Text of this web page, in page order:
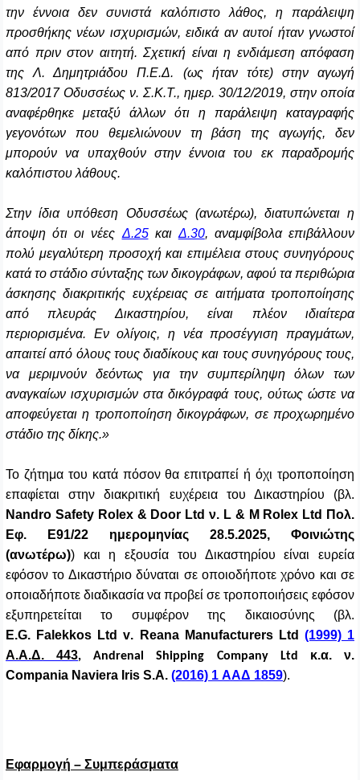
την έννοια δεν συνιστά καλόπιστο λάθος, η παράλειψη
προσθήκης νέων ισχυρισμών, ειδικά αν αυτοί ήταν γνωστοί
από πριν στον αιτητή. Σχετική είναι η ενδιάμεση απόφαση
τηςΛ. Δημητριάδου Π.Ε.Δ. (ως ήταν τότε) στην αγωγή
813/2017 Οδυσσέως ν. Σ.Κ.Τ., ημερ. 30/12/2019, στην οποία
αναφέρθηκε μεταξύ άλλων ότι η παράλειψη καταγραφής
γεγονότων που θεμελιώνουν τη βάση της αγωγής, δεν
μπορούν να υπαχθούν στην έννοια του εκ παραδρομής
καλόπιστου λάθους.
Στην ίδια υπόθεση Οδυσσέως (ανωτέρω), διατυπώνεται η
άποψη ότι οι νέες Δ.25και Δ.30, αναμφίβολα επιβάλλουν
πολύ μεγαλύτερη προσοχή και επιμέλεια στους συνηγόρους
κατά το στάδιο σύνταξης των δικογράφων, αφού τα περιθώρια
άσκησης διακριτικής ευχέρειας σε αιτήματα τροποποίησης
από πλευράς Δικαστηρίου, είναι πλέον ιδιαίτερα
περιορισμένα. Εν ολίγοις, η νέα προσέγγιση πραγμάτων,
απαιτεί από όλους τους διαδίκους και τους συνηγόρους τους,
να μεριμνούν δεόντως για την συμπερίληψη όλων των
αναγκαίων ισχυρισμών στα δικόγραφά τους, ούτως ώστε να
αποφεύγεται η τροποποίηση δικογράφων, σε προχωρημένο
στάδιο της δίκης.»
Το ζήτημα του κατά πόσον θα επιτραπεί ή όχι τροποποίηση
επαφίεται στην διακριτική ευχέρεια του Δικαστηρίου (βλ.
Nandro Safety Rolex & Door Ltd ν. L & Μ Rolex Ltd Πολ.
Εφ.
Ε91/22 ημερομηνίας 28.5.2025, Φοινιώτης
(ανωτέρω)) και η εξουσία του Δικαστηρίου είναι ευρεία
εφόσον το Δικαστήριο δύναται σε οποιοδήποτε χρόνο και σε
οποιαδήποτε διαδικασία να προβεί σε τροποποιήσεις εφόσον
εξυπηρετείται το συμφέρον της δικαιοσύνης (βλ.
E.G. Falekkos Ltd v. Reana Manufacturers Ltd (1999) 1
Α.Α.Δ. 443, Andrenal Shipping Company Ltd κ.α.ν.
Compania Naviera Iris S.A. (2016) 1 ΑΑΔ 1859).
Εφαρμογή – Συμπεράσματα